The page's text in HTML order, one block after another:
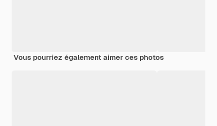
Vous pourriez également aimer ces photos